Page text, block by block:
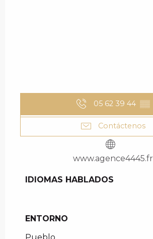
05 62 39 44 ▒▒
Contáctenos
www.agence4445.fr
IDIOMAS HABLADOS
IDIOMAS HABLADOS
ENTORNO
ENTORNO